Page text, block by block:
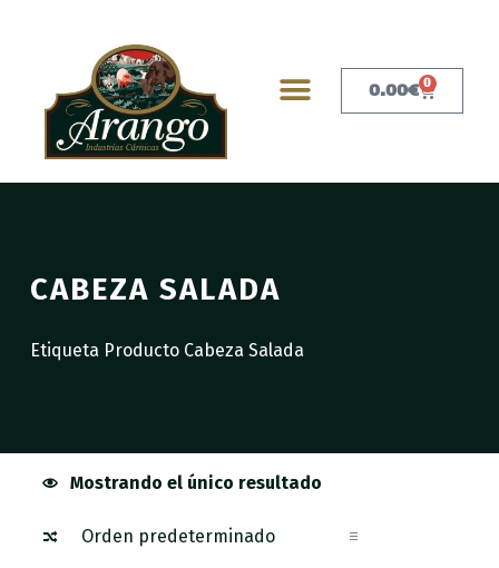
0.00€ 0
CABEZA SALADA
Etiqueta Producto Cabeza Salada
Mostrando el único resultado